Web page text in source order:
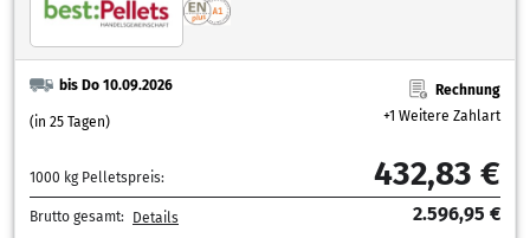
bis Do 10.09.2026
(in 25 Tagen)
Rechnung
+1 Weitere Zahlart
1000 kg Pelletspreis: 432,83 €
Brutto gesamt: Details 2.596,95 €